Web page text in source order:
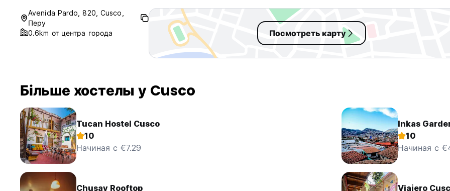
Avenida Pardo, 820, Cusco,
Перу
0.6km от центра города
Посмотреть карту
Більше хостелы у Cusco
Tucan Hostel Cusco
10
Начиная с €7.29
Inkas
10
Начиная с
Chusay Rooftop
Viajero